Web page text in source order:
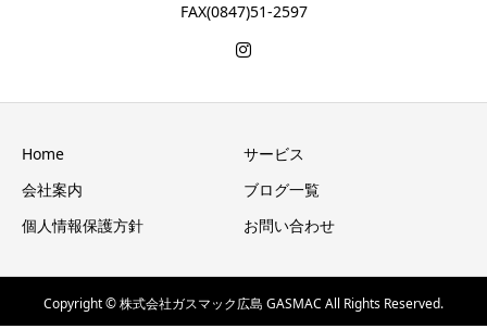
FAX(0847)51-2597
Home
サービス
会社案内
ブログ一覧
個人情報保護方針
お問い合わせ
Copyright © 株式会社ガスマック広島 GASMAC All Rights Reserved.
【乾太くん】の詳細はこちら